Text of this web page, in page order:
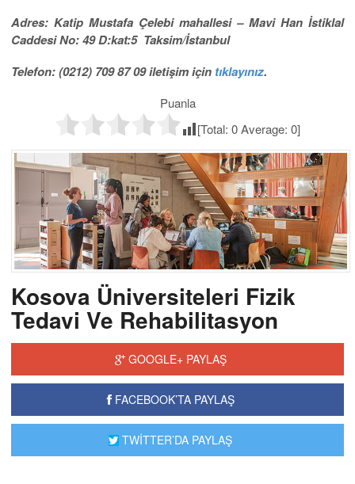
Adres: Katip Mustafa Çelebi mahallesi – Mavi Han İstiklal
Caddesi No: 49 D:kat:5 Taksim/İstanbul
Telefon: (0212) 709 87 09 iletişim için tıklayınız.
Puanla
[Total: 0Average: 0]
Kosova Üniversiteleri Fizik
Tedavi Ve Rehabilitasyon
GOOGLE+ PAYLAŞ
FACEBOOK’TA PAYLAŞ
TWİTTER’DA PAYLAŞ